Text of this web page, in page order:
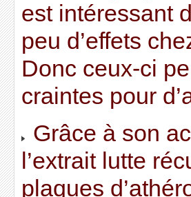
est intéressant
peu d’effets
Donc ceux-ci
craintes pour
Grâce à son
l’extrait lutte
plaques